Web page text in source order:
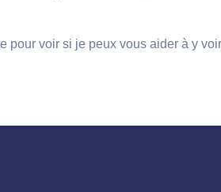
pour voir si je peux vous aider à y